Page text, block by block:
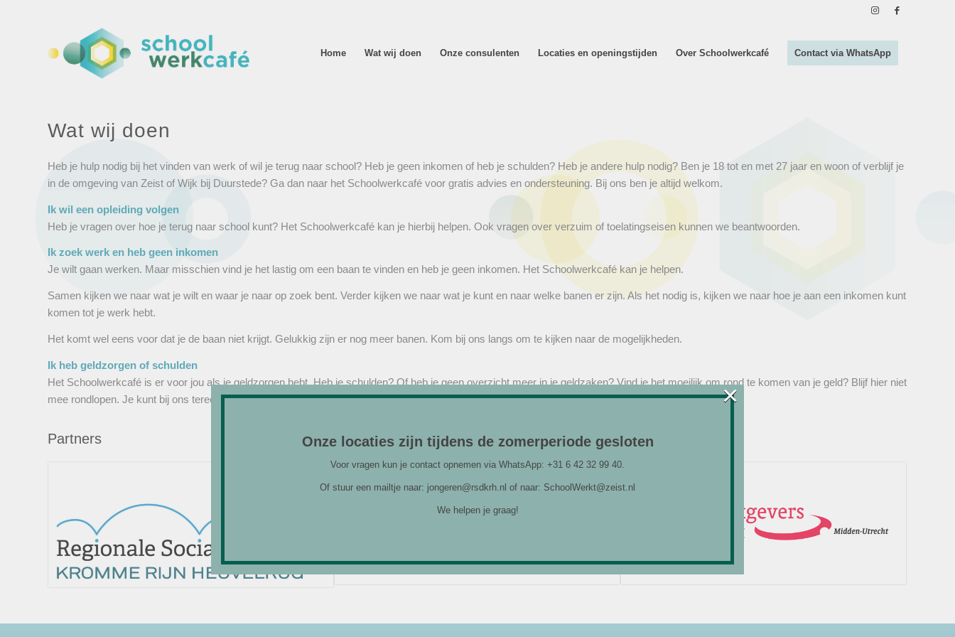
Home Wat wij doen Onze consulenten Locaties en openingstijden Over Schoolwerkcafé Contact via WhatsApp
Wat wij doen
Heb je hulp nodig bij het vinden van werk of wil je terug naar school? Heb je geen inkomen of heb je schulden? Heb je andere hulp nodig? Ben je 18 tot en met 27 jaar en woon of verblijf je
in de omgeving van Zeist of Wijk bij Duurstede? Ga dan naar het Schoolwerkcafé voor gratis advies en ondersteuning. Bij ons ben je altijd welkom.
Ik wil een opleiding volgen
Heb je vragen over hoe je terug naar school kunt? Het Schoolwerkcafé kan je hierbij helpen. Ook vragen over verzuim of toelatingseisen kunnen we beantwoorden.
Ik zoek werk en heb geen inkomen
Je wilt gaan werken. Maar misschien vind je het lastig om een baan te vinden en heb je geen inkomen. Het Schoolwerkcafé kan je helpen.
Samen kijken we naar wat je wilt en waar je naar op zoek bent. Verder kijken we naar wat je kunt en naar welke banen er zijn. Als het nodig is, kijken we naar hoe je aan een inkomen kunt
komen tot je werk hebt.
Het komt wel eens voor dat je de baan niet krijgt. Gelukkig zijn er nog meer banen. Kom bij ons langs om te kijken naar de mogelijkheden.
Ik heb geldzorgen of schulden
Het Schoolwerkcafé is er voor jou als je geldzorgen hebt. Heb je schulden? Of heb je geen overzicht meer in je geldzaken? Vind je het moeilijk om rond te komen van je geld? Blijf hier niet
mee rondlopen. Je kunt bij ons terecht voor advies om je geldzorgen aan te pakken.
Partners Onze locaties zijn tijdens de zomerperiode gesloten
Voor vragen kun je contact opnemen via WhatsApp: +31 6 42 32 99 40.
Of stuur een mailtje naar: jongeren@rsdkrh.nl of naar: SchoolWerkt@zeist.nl
We helpen je graag!
×